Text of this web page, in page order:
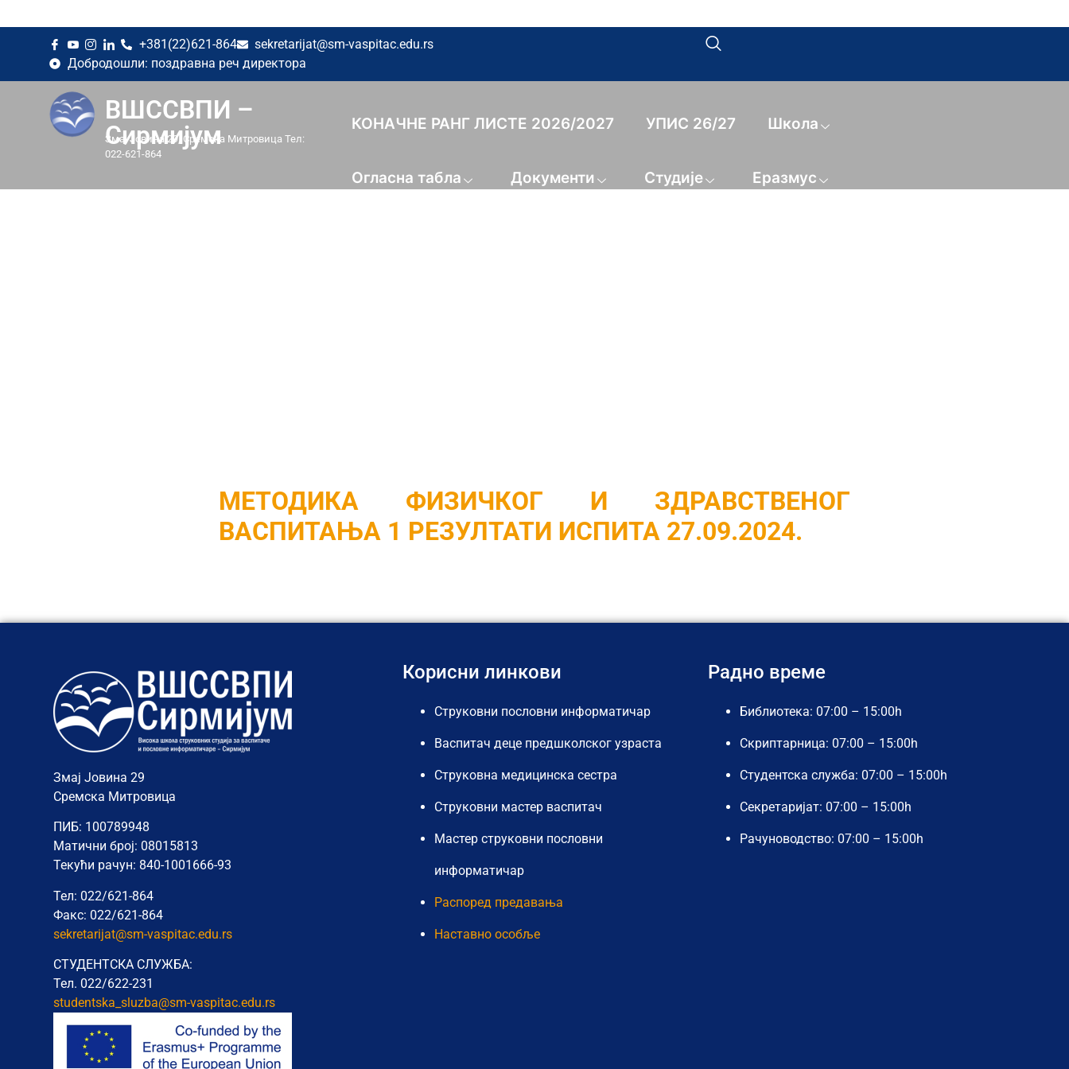
+381(22)621-864
sekretarijat@sm-vaspitac.edu.rs
Добродошли: поздравна реч директора
ВШССВПИ –
Сирмијум
Змај Јовина 29, Сремска Митровица Тел:
022-621-864
КОНАЧНЕ РАНГ ЛИСТЕ 2026/2027 УПИС 26/27 Школа
Огласна табла Документи Студије Еразмус
МЕТОДИКА ФИЗИЧКОГ И ЗДРАВСТВЕНОГ
ВАСПИТАЊА 1 РЕЗУЛТАТИ ИСПИТА 27.09.2024.
Змај Јовина 29
Сремска Митровица
ПИБ: 100789948
Матични број: 08015813
Текући рачун: 840-1001666-93
Тел: 022/621-864
Факс: 022/621-864
sekretarijat@sm-vaspitac.edu.rs
СТУДЕНТСКА СЛУЖБА:
Тел. 022/622-231
studentska_sluzba@sm-vaspitac.edu.rs
Корисни линкови
Струковни пословни информатичар
Васпитач деце предшколског узраста
Струковна медицинска сестра
Струковни мастер васпитач
Мастер струковни пословни
информатичар
Распоред предавања
Наставно особље
Радно време
Библиотека: 07:00 – 15:00h
Скриптарница: 07:00 – 15:00h
Студентска служба: 07:00 – 15:00h
Секретаријат: 07:00 – 15:00h
Рачуноводство: 07:00 – 15:00h